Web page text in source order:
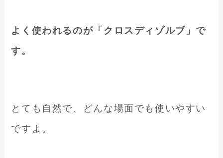
よく使われるのが「クロスディゾルブ」で
す。
とても自然で、どんな場面でも使いやすい
ですよ。